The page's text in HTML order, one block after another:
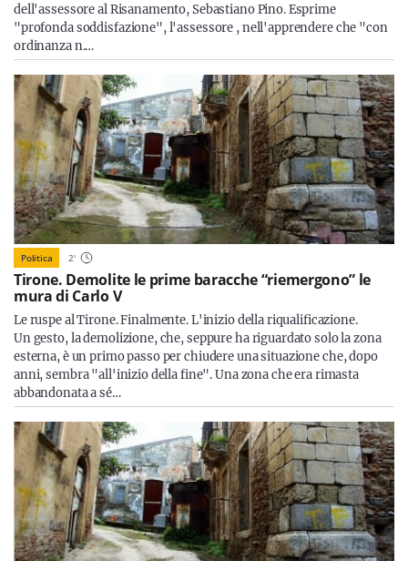
dell'assessore al Risanamento, Sebastiano Pino. Esprime
"profonda soddisfazione", l'assessore , nell'apprendere che "con
ordinanza n.…
Politica 2'
Tirone. Demolite le prime baracche “riemergono” le
mura di Carlo V
Le ruspe al Tirone. Finalmente. L'inizio della riqualificazione.
Un gesto, la demolizione, che, seppure ha riguardato solo la zona
esterna, è un primo passo per chiudere una situazione che, dopo
anni, sembra "all'inizio della fine". Una zona che era rimasta
abbandonata a sé…